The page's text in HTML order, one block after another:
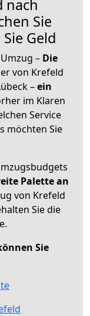
nach
Sie
Geld
– Die
von Krefeld
–ein
im Klaren
Service
möchten Sie
Palette an
von Krefeld
Sie die
Sie